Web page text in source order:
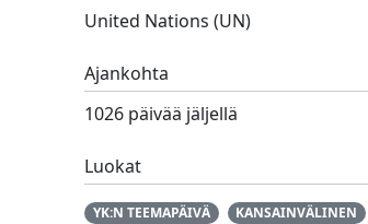
United Nations (UN)
Ajankohta
1026 päivää jäljellä
Luokat
YK:N TEEMAPÄIVÄ KANSAINVÄLINEN